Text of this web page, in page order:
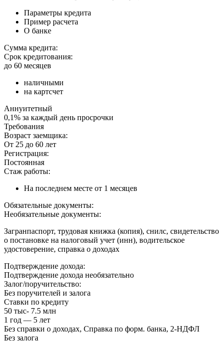
Параметры кредита
Пример расчета
О банке
Сумма кредита:
Срок кредитования:
до 60 месяцев
наличными
на картсчет
Аннуитетный
0,1% за каждый день просрочки
Требования
Возраст заемщика:
От 25 до 60 лет
Регистрация:
Постоянная
Стаж работы:
На последнем месте от 1 месяцев
Обязательные документы:
Необязательные документы:
Загранпаспорт, трудовая книжка (копия), снилс, свидетельство
о постановке на налоговый учет (инн), водительское
удостоверение, справка о доходах
Подтверждение дохода:
Подтверждение дохода необязательно
Залог/поручительство:
Без поручителей и залога
Ставки по кредиту
50 тыс- 7.5 млн
1 год — 5 лет
Без справки о доходах, Справка по форм. банка, 2-НДФЛ
Без залога